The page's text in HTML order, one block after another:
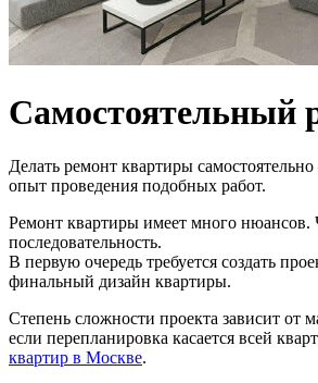
Самостоятельный
Делать ремонт квартиры
опыт проведения подобных работ.
Ремонт квартиры имеет много нюансов.
последовательность.
В первую очередь требуется создать
финальный дизайн квартиры.
Степень сложности проекта зависит от
если перепланировка касается всей
квартир в Москве.